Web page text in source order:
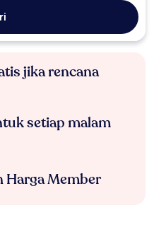
jika rencana
setiap malam
Harga Member